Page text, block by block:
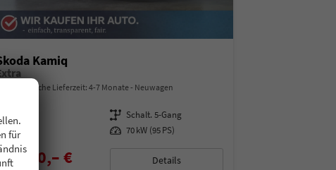
Kamiq
unverbindliche Lieferzeit: 4-7 Monate Neuwagen
Fahrzeugnummer Getriebe Schalt. 5-Gang
Kraftstoff Benzin Leistung 70 kW (95 PS)
€ Details
für